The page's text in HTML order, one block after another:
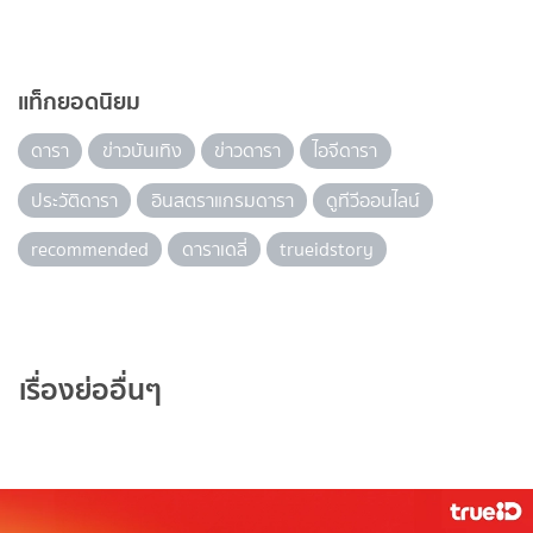
แท็กยอดนิยม
ดารา ข่าวบันเทิง ข่าวดารา
ไอจีดารา
ประวัติดารา
อินสตราแกรมดารา
ดูทีวีออนไลน์
recommended
ดาราเดลี่ trueidstory
เรื่องย่ออื่นๆ